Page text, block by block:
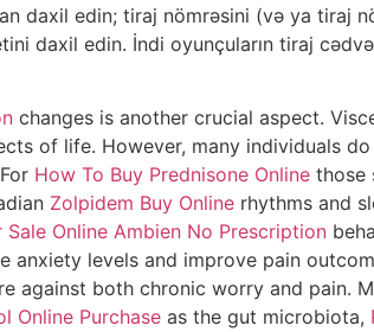
daxil edin; tiraj nömrəsini (və ya tiraj
daxil edin. İndi oyunçuların tiraj
changes is another crucial aspect.
of life. However, many individuals
How To Buy Prednisone Online those
Zolpidem Buy Online rhythms and
Sale Online Ambien No Prescription
anxiety levels and improve pain
against both chronic worry and pain.
Online Purchase as the gut microbiota,